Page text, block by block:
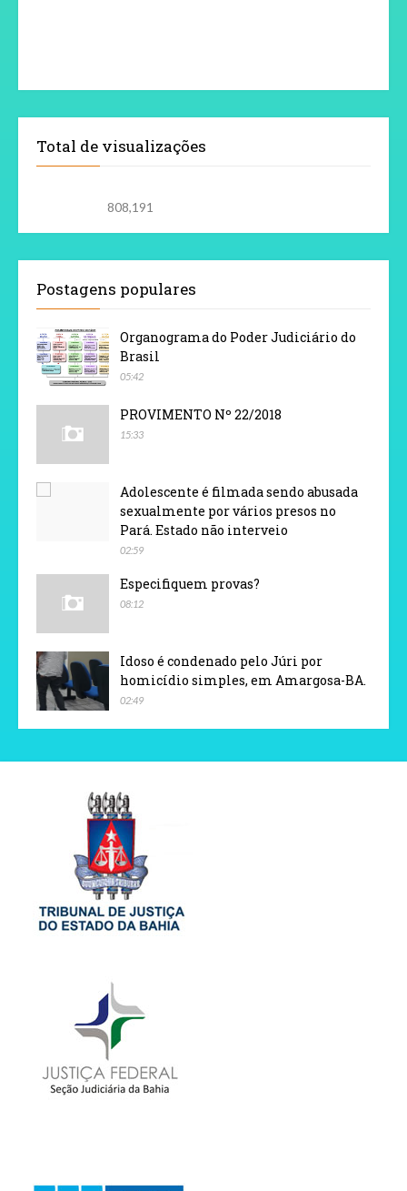
Total de visualizações
808,191
Postagens populares
Organograma do Poder Judiciário do
Brasil
05:42
PROVIMENTO Nº 22/2018
15:33
Adolescente é filmada sendo abusada
sexualmente por vários presos no
Pará. Estado não interveio
02:59
Especifiquem provas?
08:12
Idoso é condenado pelo Júri por
homicídio simples, em Amargosa-BA.
02:49